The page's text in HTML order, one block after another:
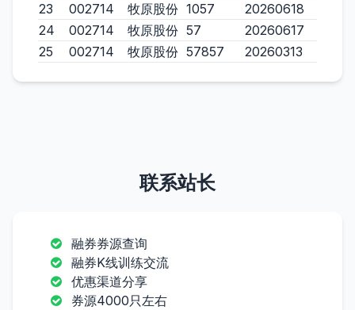
23
002714 牧原股份 1057
20260618
24
002714 牧原股份 57
20260617
25
002714 牧原股份 57857 20260313
联系站长
融券券源查询
融券K线训练交流
优惠渠道分享
券源4000只左右